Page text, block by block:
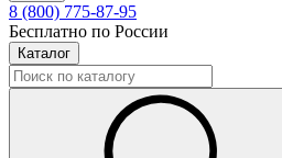
8 (800) 775-87-95
Бесплатно по России
Каталог